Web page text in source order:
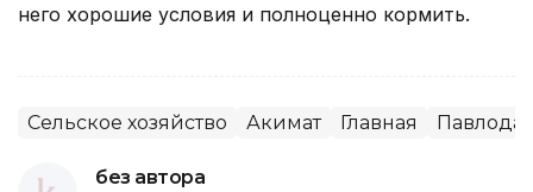
него хорошие условия и полноценно кормить.
Сельское хозяйство Акимат Главная
без автора